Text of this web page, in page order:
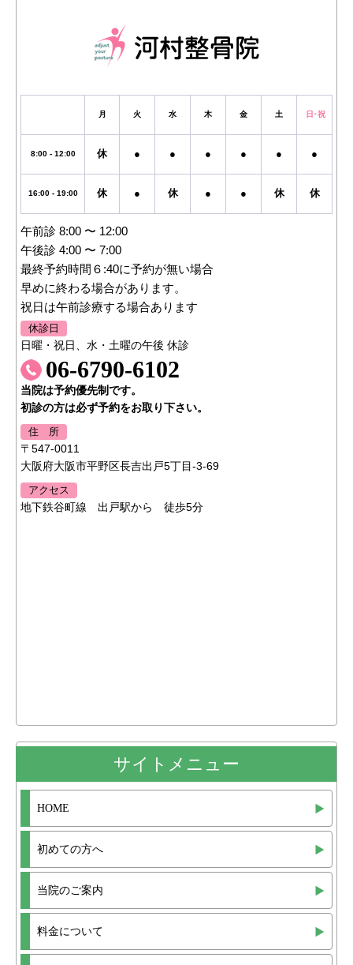
月 火 水 木 金 土 日・祝
8:00 - 12:00 休 ● ● ● ● ● ●
16:00 - 19:00 休 ● 休 ● ● 休 休
午前診 8:00 〜 12:00
午後診 4:00 〜 7:00
最終予約時間６:40に予約が無い場合
早めに終わる場合があります。
祝日は午前診療する場合あります
休診日
日曜・祝日、水・土曜の午後 休診
06-6790-6102
当院は予約優先制です。
初診の方は必ず予約をお取り下さい。
住 所
〒547-0011
大阪府大阪市平野区長吉出戸5丁目-3-69
アクセス
地下鉄谷町線 出戸駅から 徒歩5分
サイトメニュー
HOME
初めての方へ
当院のご案内
料金について